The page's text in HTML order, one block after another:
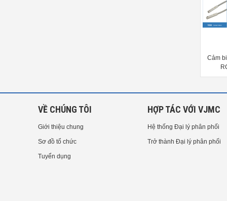
Cảm
VỀ CHÚNG TÔI
Giới thiệu chung
Sơ đồ tổ chức
Tuyển dụng
HỢP TÁC VỚI VJMC
Hệ thống Đại lý phân phối
Trở thành Đại lý phân phối